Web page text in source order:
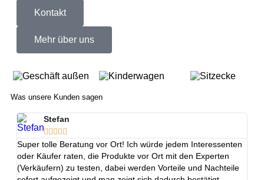
Kontakt
Mehr über uns
Was unsere Kunden sagen
Stefan
    
Super tolle Beratung vor Ort! Ich würde jedem Interessenten
oder Käufer raten, die Produkte vor Ort mit den Experten
(Verkäufern) zu testen, dabei werden Vorteile und Nachteile